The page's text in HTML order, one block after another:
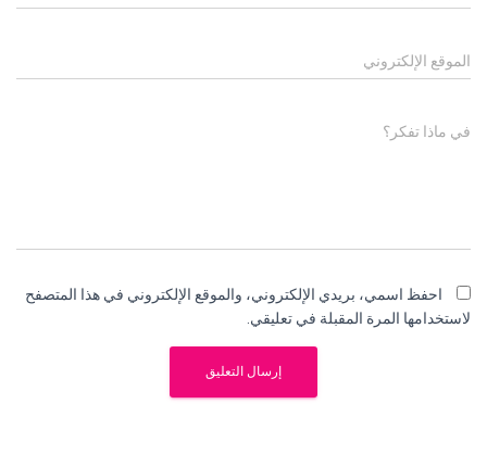
الموقع الإلكتروني
في ماذا تفكر؟
احفظ اسمي، بريدي الإلكتروني، والموقع الإلكتروني في هذا المتصفح
لاستخدامها المرة المقبلة في تعليقي.